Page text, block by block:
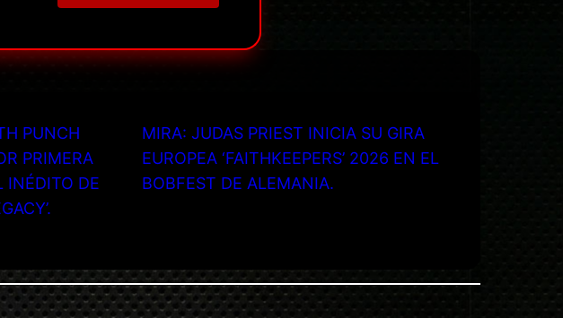
PUNCH
PRIMERA
INÉDITO DE
MIRA: JUDAS PRIEST INICIA SU GIRA
EUROPEA ‘FAITHKEEPERS’ 2026 EN EL
BOBFEST DE ALEMANIA.